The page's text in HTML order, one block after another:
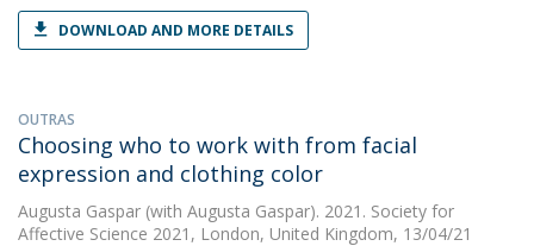
DOWNLOAD AND MORE DETAILS
OUTRAS
Choosing who to work with from facial
expression and clothing color
Augusta Gaspar (with Augusta Gaspar). 2021. Society for
Affective Science 2021, London, United Kingdom, 13/04/21